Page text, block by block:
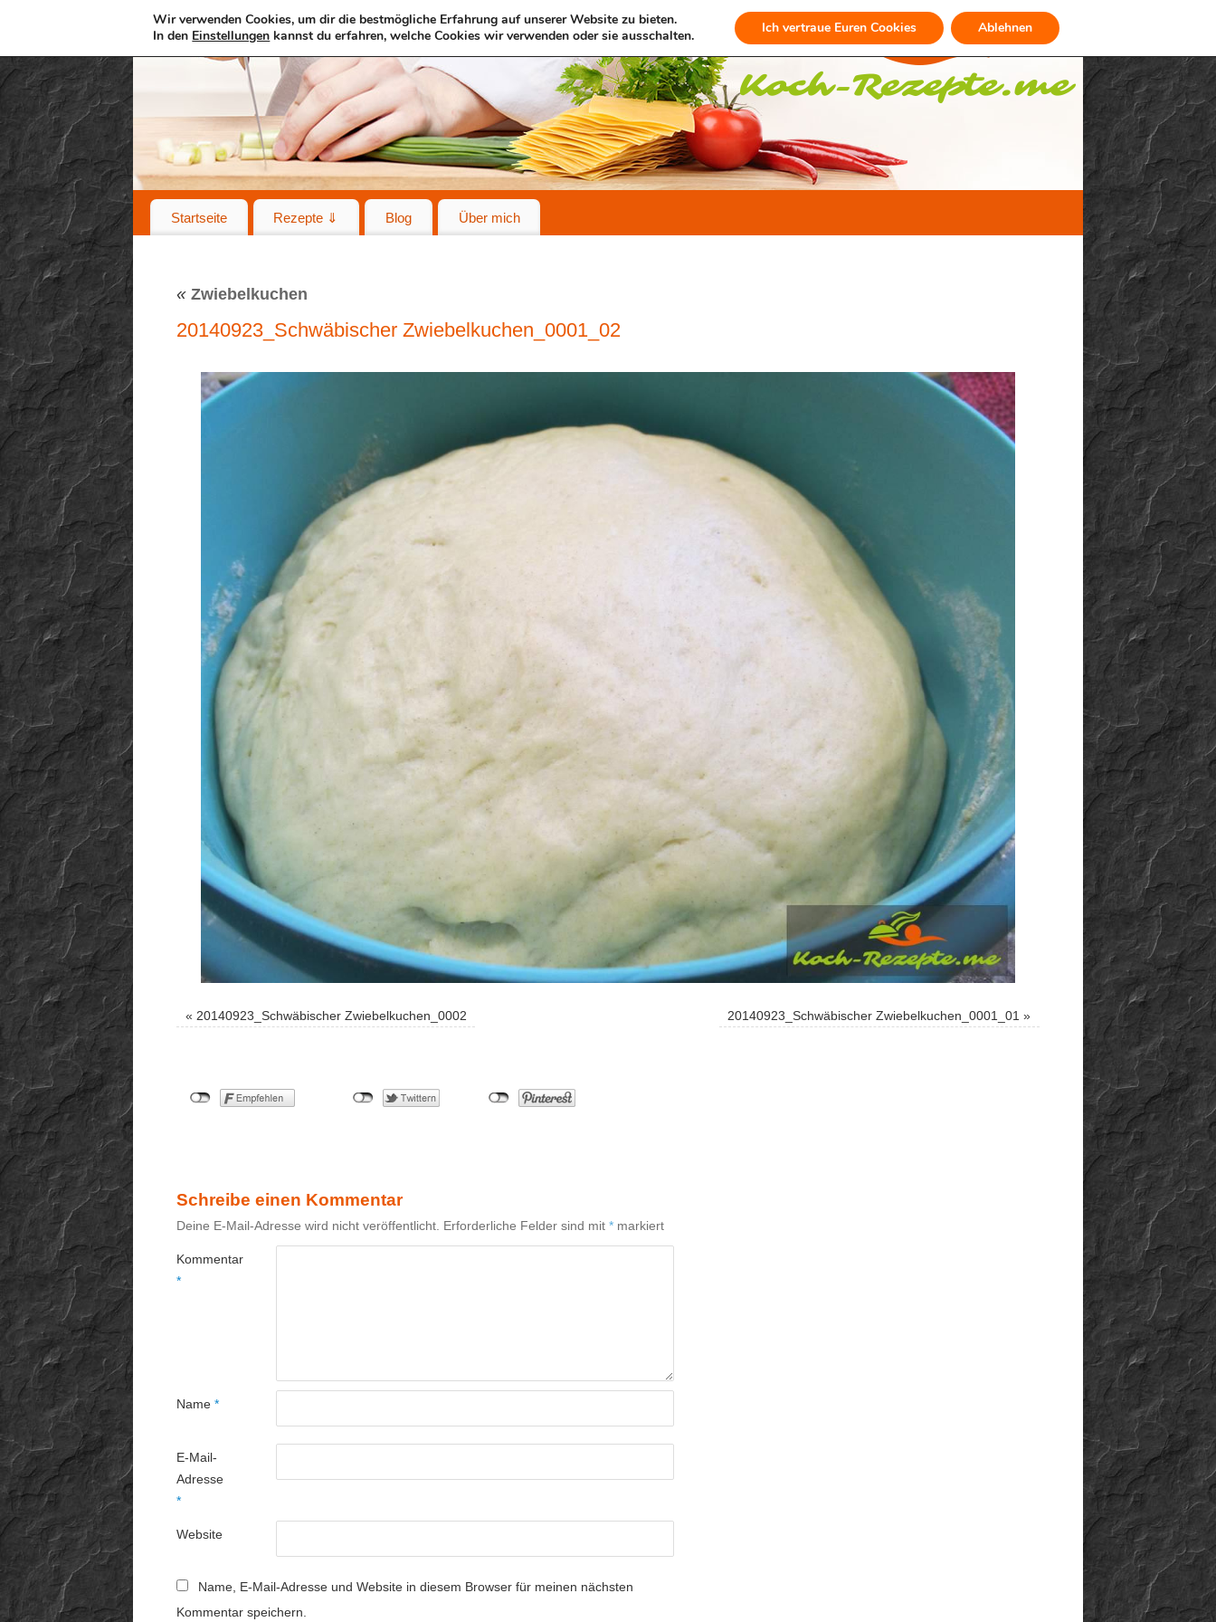
Startseite Rezepte ⇓ Blog Über mich
« Zwiebelkuchen
20140923_Schwäbischer Zwiebelkuchen_0001_02
« 20140923_Schwäbischer Zwiebelkuchen_0002 20140923_Schwäbischer Zwiebelkuchen_0001_01 »
Schreibe einen Kommentar
Deine E-Mail-Adresse wird nicht veröffentlicht. Erforderliche Felder sind mit * markiert
Kommentar
*
Name *
E-Mail-
Adresse
*
Website
Name, E-Mail-Adresse und Website in diesem Browser für meinen nächsten
Kommentar speichern.
Wir verwenden Cookies, um dir die bestmögliche Erfahrung auf unserer Website zu bieten.
In den Einstellungen kannst du erfahren, welche Cookies wir verwenden oder sie ausschalten. Ich vertraue Euren Cookies Ablehnen